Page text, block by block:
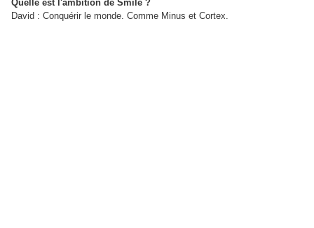
Quelle est l'ambition de Smile ?
David : Conquérir le monde. Comme Minus et Cortex.